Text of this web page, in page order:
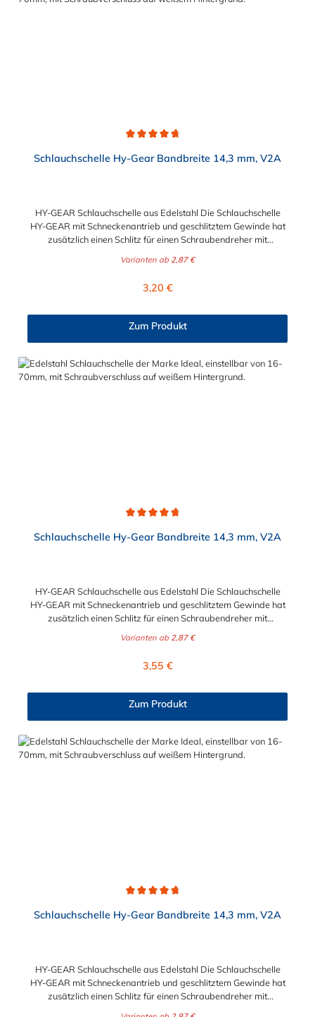
Schlauchschelle Hy-Gear Bandbreite 14,3 mm, V2A
HY-GEAR Schlauchschelle aus Edelstahl Die Schlauchschelle
HY-GEAR mit Schneckenantrieb und geschlitztem Gewinde hat
zusätzlich einen Schlitz für einen Schraubendreher mit
Wiederverwendbarkeit und der einfachen Montage, selbst
Schlauchschelle findet ihre Verwendung vor allem im Fahrzeug-,
Spannbereich der Schlauchschelle ist von 11 mm bis maximal
406 mm in verschiedenen Spannbereichen wählbar.
Die Schlauchschelle HY-GEAR hat die Schlüsselweite SW 8.
Bitte beachten Sie dies bei der Auswahl, des
Montagewerkzeuges.
Varianten ab 2,87 €
Regulärer Preis:
3,20 €
Zum Produkt
Schlauchschelle Hy-Gear Bandbreite 14,3 mm, V2A
HY-GEAR Schlauchschelle aus Edelstahl Die Schlauchschelle
HY-GEAR mit Schneckenantrieb und geschlitztem Gewinde hat
zusätzlich einen Schlitz für einen Schraubendreher mit
Wiederverwendbarkeit und der einfachen Montage, selbst
Schlauchschelle findet ihre Verwendung vor allem im Fahrzeug-,
Spannbereich der Schlauchschelle ist von 11 mm bis maximal
Bitte beachten Sie dies bei der Auswahl, des
Montagewerkzeuges.
Varianten ab 2,87 €
Regulärer Preis:
3,55 €
Zum Produkt
Schlauchschelle Hy-Gear Bandbreite 14,3 mm, V2A
HY-GEAR Schlauchschelle aus Edelstahl Die Schlauchschelle
HY-GEAR mit Schneckenantrieb und geschlitztem Gewinde hat
zusätzlich einen Schlitz für einen Schraubendreher mit